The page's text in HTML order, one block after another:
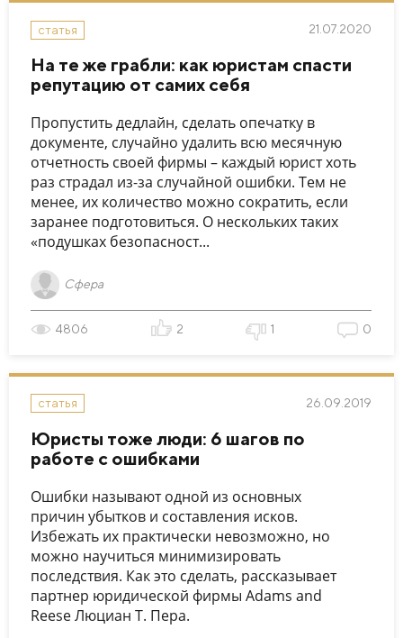
статья 21.07.2020
На те же грабли: как юристам спасти
репутацию от самих себя
Пропустить дедлайн, сделать опечатку в
документе, случайно удалить всю месячную
отчетность своей фирмы – каждый юрист хоть
раз страдал из-за случайной ошибки. Тем не
менее, их количество можно сократить, если
заранее подготовиться. О нескольких таких
«подушках безопасност...
Сфера
4806 2 1 0
статья 26.09.2019
Юристы тоже люди: 6 шагов по
работе с ошибками
Ошибки называют одной из основных
причин убытков и составления исков.
Избежать их практически невозможно, но
можно научиться минимизировать
последствия. Как это сделать, рассказывает
партнер юридической фирмы Adams and
Reese Люциан Т. Пера.